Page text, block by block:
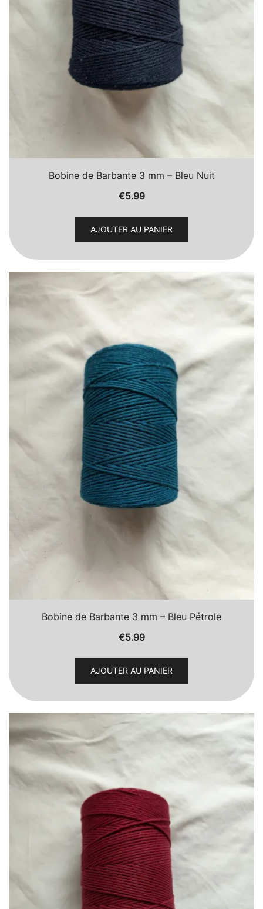
Bobine de Barbante 3 mm – Bleu Nuit
€5.99
AJOUTER AU PANIER
Bobine de Barbante 3 mm – Bleu Pétrole
€5.99
AJOUTER AU PANIER